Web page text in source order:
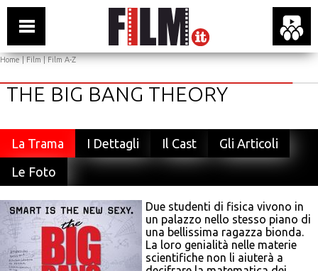
Home|Film|Film A-Z
THE BIG BANG THEORY
La Trama I Dettagli Il Cast
Gli Articoli
Le Foto
Due studenti di fisica vivono in
un palazzo nello stesso piano di
una bellissima ragazza bionda.
La loro genialità nelle materie
scientifiche non li aiuterà a